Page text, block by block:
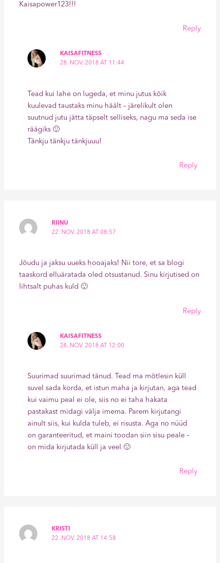
Kaisapower123!!!
Reply
KAISAFITNESS
28. NOV. 2018 AT 11:44
Tead kui lahe on lugeda, et minu jutus kõik
kuulevad taustaks minu häält – järelikult olen
suutnud jutu jätta täpselt selliseks, nagu ma seda ise
räägiks 🙂
Tänkju tänkju tänkjuuu!
Reply
RIINU
22. NOV. 2018 AT 08:57
Jõudu ja jaksu uueks hooajaks! Nii tore, et sa blogi
taaskord elluäratada oled otsustanud. Sinu kirjutised on
lihtsalt puhas kuld 🙂
Reply
KAISAFITNESS
28. NOV. 2018 AT 12:00
Suurimad suurimad tänud. Tead ma mõtlesin küll
suvel sada korda, et istun maha ja kirjutan, aga tead
kui vaimu peal ei ole, siis no ei taha hakata
pastakast midagi välja imema. Parem kirjutangi
ainult siis, kui kulda tuleb, ei risusta. Aga no nüüd
on garanteeritud, et maini toodan siin sisu peale –
on mida kirjutada küll ja veel 🙂
Reply
KRISTI
22. NOV. 2018 AT 14:58